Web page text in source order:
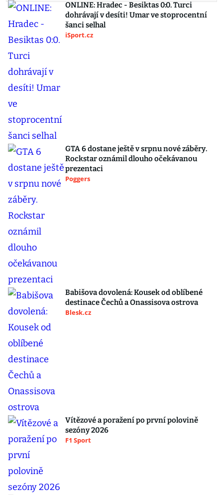
ONLINE: Hradec - Besiktas 0:0. Turci
dohrávají v desíti! Umar ve stoprocentní
šanci selhal
iSport.cz
GTA 6 dostane ještě v srpnu nové záběry.
Rockstar oznámil dlouho očekávanou
prezentaci
Poggers
Babišova dovolená: Kousek od oblíbené
destinace Čechů a Onassisova ostrova
Blesk.cz
Vítězové a poražení po první polovině
sezóny 2026
F1 Sport